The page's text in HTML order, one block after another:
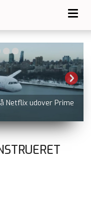
Netflix udover Prime